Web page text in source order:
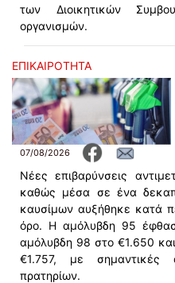
των Διοικητικών
οργανισμών.
ΕΠΙΚΑΙΡΟΤΗΤΑ
07/08/2026
Νέες επιβαρύνσεις
καθώς μέσα σε ένα
καυσίμων αυξήθηκε κατά
όρο. Η αμόλυβδη 95
αμόλυβδη 98 στο €1.650
€1.757, με σημαντικές
πρατηρίων.